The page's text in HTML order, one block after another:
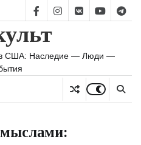
FB IS vk YT TG
в США: Наследие — Люди —